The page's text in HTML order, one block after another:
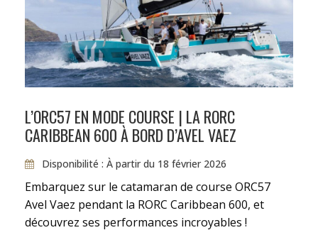
plusieurs activités : découverte des environs à
la nage ou en snorkeling, descente à terre…
TOBAGO CAYS - 5 MILLES
Vous pourrez profiter d’une nouvelle journée
d’escale, dans une nouvelle destination
d’exception.
L’ORC57 EN MODE COURSE | LA RORC
CARIBBEAN 600 À BORD D’AVEL VAEZ
Disponibilité : À partir du 18 février 2026
Embarquez sur le catamaran de course ORC57
Avel Vaez pendant la RORC Caribbean 600, et
découvrez ses performances incroyables !